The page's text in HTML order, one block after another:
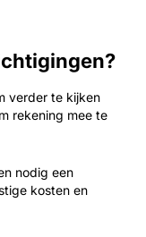
verder te kijken
rekening mee te
nodig een
kosten en